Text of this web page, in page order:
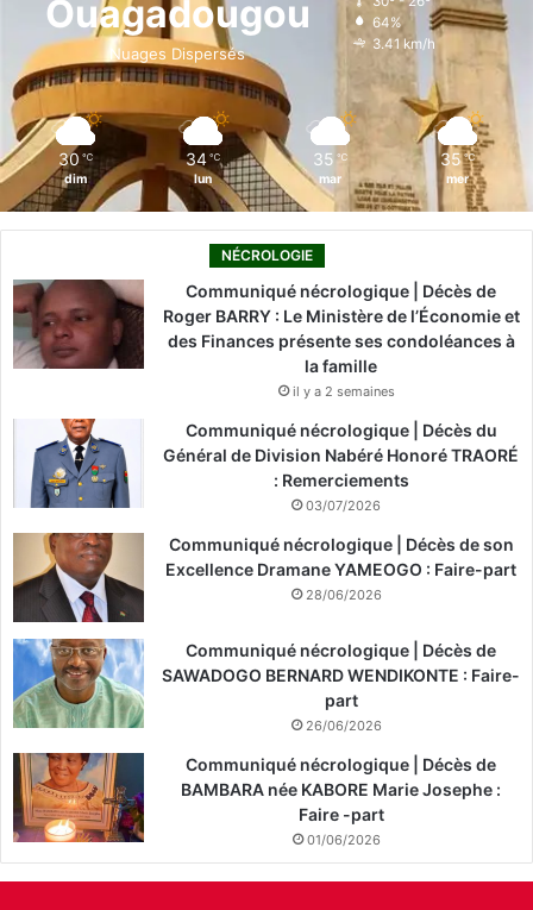
o
k
i
n
r
Ouagadougou
Nuages Dispersés
64%
3.41 km/h
30 ℃
dim
34 ℃
lun
35 ℃
mar
35 ℃
mer
NÉCROLOGIE
Communiqué nécrologique | Décès de
Roger BARRY : Le Ministère de l’Économie et
des Finances présente ses condoléances à
la famille
il y a 2 semaines
Communiqué nécrologique | Décès du
Général de Division Nabéré Honoré TRAORÉ
: Remerciements
03/07/2026
Communiqué nécrologique | Décès de son
Excellence Dramane YAMEOGO : Faire-part
28/06/2026
Communiqué nécrologique | Décès de
SAWADOGO BERNARD WENDIKONTE : Faire-
part
26/06/2026
Communiqué nécrologique | Décès de
BAMBARA née KABORE Marie Josephe :
Faire -part
01/06/2026